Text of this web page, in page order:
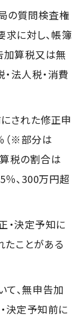
の質問検査権
に対し、帳簿
加算税又は無
法人税・消費
にされた修正申
（※部分は
税の割合は
、300万円超
・決定予知に
たことがある
て、無申告加
決定予知前に